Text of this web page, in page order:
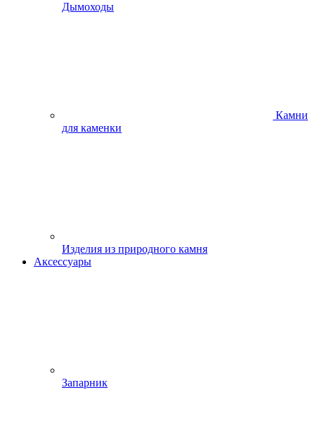
Дымоходы
Камни
для каменки
Изделия из природного камня
Аксессуары
Запарник